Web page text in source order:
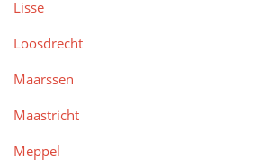
Lisse
Loosdrecht
Maarssen
Maastricht
Meppel